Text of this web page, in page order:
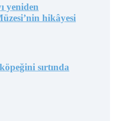
yeniden
hikâyesi
sırtında